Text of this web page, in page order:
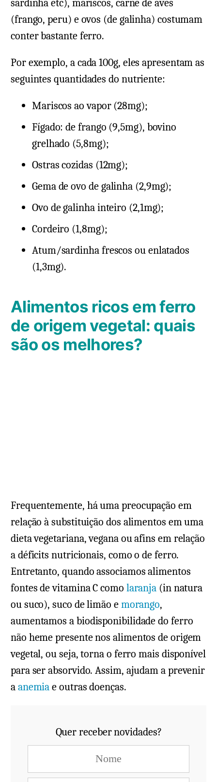
sardinha etc), mariscos, carne de aves
(frango, peru) e ovos (de galinha) costumam
conter bastante ferro.
Por exemplo, a cada 100g, eles apresentam as
seguintes quantidades do nutriente:
Mariscos ao vapor (28mg);
Fígado: de frango (9,5mg), bovino
grelhado (5,8mg);
Ostras cozidas (12mg);
Gema de ovo de galinha (2,9mg);
Ovo de galinha inteiro (2,1mg);
Cordeiro (1,8mg);
Atum/sardinha frescos ou enlatados
(1,3mg).
Alimentos ricos em ferro
de origem vegetal: quais
são os melhores?
Frequentemente, há uma preocupação em
relação à substituição dos alimentos em uma
dieta vegetariana, vegana ou afins em relação
a déficits nutricionais, como o de ferro.
Entretanto, quando associamos alimentos
fontes de vitamina C como laranja (in natura
ou suco), suco de limão emorango,
aumentamos a biodisponibilidade do ferro
não heme presente nos alimentos de origem
vegetal, ou seja, torna o ferro mais disponível
para ser absorvido. Assim, ajudam a prevenir
aanemiae outras doenças.
Quer receber novidades?